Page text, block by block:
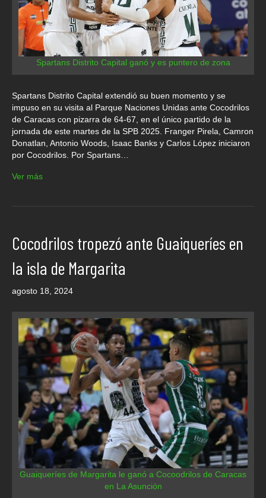
Spartans Distrito Capital ganó y es puntero de zona
Spartans Distrito Capital extendió su buen momento y se
impuso en su visita al Parque Naciones Unidas ante Cocodrilos
de Caracas con pizarra de 64-67, en el único partido de la
jornada de este martes de la SPB 2025. Franger Pirela, Camron
Donatlan, Antonio Woods, Isaac Banks y Carlos López iniciaron
por Cocodrilos. Por Spartans…
Ver más
Cocodrilos tropezó ante Guaiqueríes en
la isla de Margarita
agosto 18, 2024
Guaiqueríes de Margarita le ganó a Cocoodrilos de Caracas
en La Asunción